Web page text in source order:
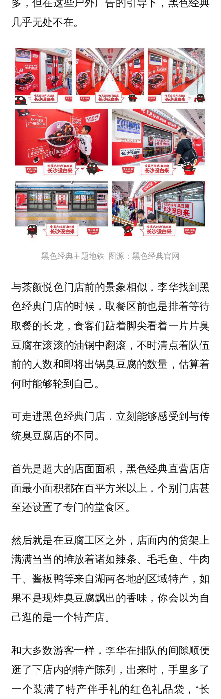
几乎无处不在。
黑色经典主题地铁 图源：黑色经典官网
与茶颜悦色门店前的景象相似，李华找到黑
色经典门店的时候，取餐区前也是排着等待
取餐的长龙，食客们踮着脚尖看着一片片臭
豆腐在滚滚的油锅中翻滚，不时清点着队伍
前的人数和即将出锅臭豆腐的数量，估算着
何时能够轮到自己。
可走进黑色经典门店，立刻能够感受到与传
统臭豆腐店的不同。
首先是超大的店面面积，黑色经典直营店店
面最小面积都在百平方米以上，个别门店甚
至还设置了专门的堂食区。
然后就是在豆腐工区之外，店面内的货架上
满满当当的堆放着诸如辣条、毛毛鱼、牛肉
干、酱板鸭等来自湖南各地的区域特产，如
果不是现炸臭豆腐飘出的香味，你会以为自
己逛的是一个特产店。
和大多数游客一样，李华在排队的间隙顺便
逛了下店内的特产陈列，出来时，手里多了
一个装满了特产伴手礼的红色礼品袋，“长